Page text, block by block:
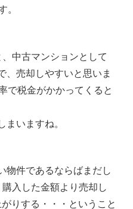
。
中古マンションとして
、売却しやすいと思いま
で税金がかかってくると
まいますね。
物件であるならばまだし
入した金額より売却し
りする・・・ということ